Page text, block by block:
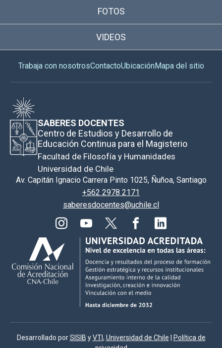
FOTOS
VIDEOS
Trabaja con nosotrosContactoUbicaciónMapa del sitio
SABERES DOCENTES
Centro de Estudios y Desarrollo de
Educación Continua para el Magisterio
Facultad de Filosofía y Humanidades
Universidad de Chile
Av. Capitán Ignacio Carrera Pinto 1025, Ñuñoa, Santiago
+562 2978 2171
saberesdocentes@uchile.cl
Desarrollado porSISIB yVTI, Universidad de Chile
Política de